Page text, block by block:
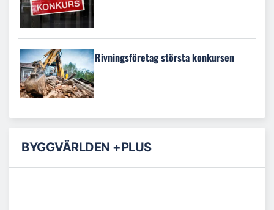
Rivningsföretag största konkursen
BYGGVÄRLDEN +PLUS